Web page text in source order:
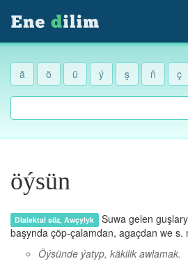
ä ö ü ý ş ň ç
öýsün
Dialektal söz, Awçylyk Suwa gelen
başynda çöp-çalamdan, agaçdan we s.
Öýsünde ýatyp, käkilik awlamak.